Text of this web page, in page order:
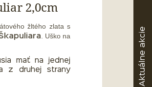
Aktuálne
akcie
2,0cm
žltého zlata s
. Uško na
mať na jednej
z druhej strany